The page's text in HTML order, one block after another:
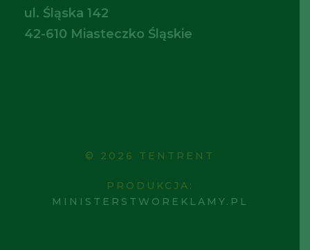
ul. Śląska 142
42-610 Miasteczko Śląskie
© 2026 TENTRENT
PRODUKCJA:
MINISTERSTWOREKLAMY.PL